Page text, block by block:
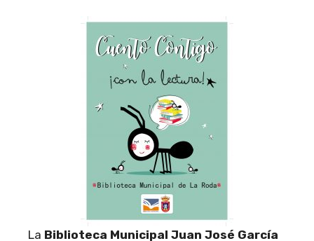
La Biblioteca Municipal Juan José García